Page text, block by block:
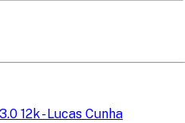
12k - Lucas Cunha